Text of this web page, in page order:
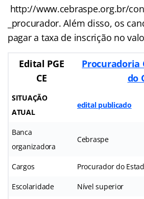
http://www.cebraspe.org.br/
_procurador. Além disso, os
pagar a taxa de inscrição no
Edital PGE
CE
Procuradoria
do
SITUAÇÃO
ATUAL
edital publicado
Banca
organizadora
Cebraspe
Cargos Procurador do
Escolaridade Nível superior